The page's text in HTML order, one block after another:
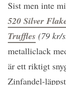
Sist men inte
520 Silver
Truffles (79 kr/
metalliclack
är ett riktigt
Zinfandel-